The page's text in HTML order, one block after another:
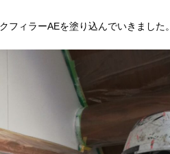
ィラーAEを塗り込んでいきました。